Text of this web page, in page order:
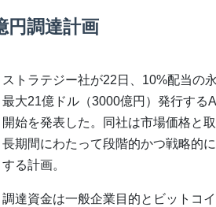
円調達計画
ストラテジー社が22日、10%配当の
最大21億ドル（3000億円）発行する
開始を発表した。同社は市場価格と
長期間にわたって段階的かつ戦略的
する計画。
調達資金は一般企業目的とビットコ